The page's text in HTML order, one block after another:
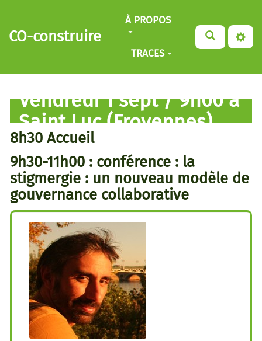
Aller au contenu principal
CO-construire
À PROPOS
TRACES
Vendredi 1 sept / 9h00 à
Saint Luc (Froyennes)
8h30 Accueil
9h30-11h00 : conférence : la
stigmergie : un nouveau modèle de
gouvernance collaborative